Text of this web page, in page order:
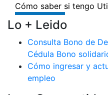
Lo + Leido
Consulta Bono de
Cédula Bono
Cómo ingresar y
empleo